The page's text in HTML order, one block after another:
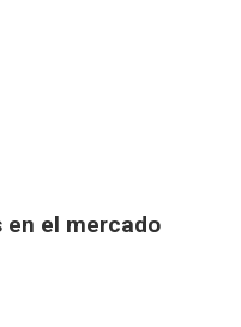
en el mercado